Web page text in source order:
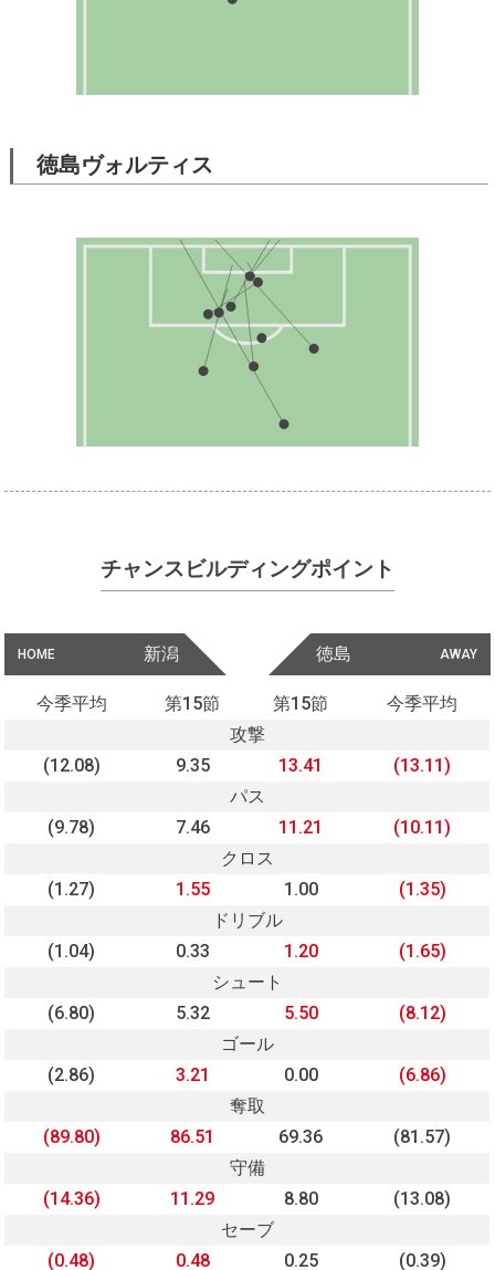
徳島ヴォルティス
チャンスビルディングポイント
HOME 新潟 AWAY
徳島
今季平均 第15節 第15節
今季平均
攻撃
(12.08)
9.35 13.41
(13.11)
パス
(9.78)
7.46 11.21
(10.11)
クロス
(1.27)
1.55 1.00
(1.35)
ドリブル
(1.04)
0.33 1.20
(1.65)
シュート
(6.80)
5.32 5.50
(8.12)
ゴール
(2.86)
3.21 0.00
(6.86)
奪取
(89.80)
86.51 69.36
(81.57)
守備
(14.36)
11.29 8.80
(13.08)
セーブ
(0.48)
0.48 0.25 (0.39)